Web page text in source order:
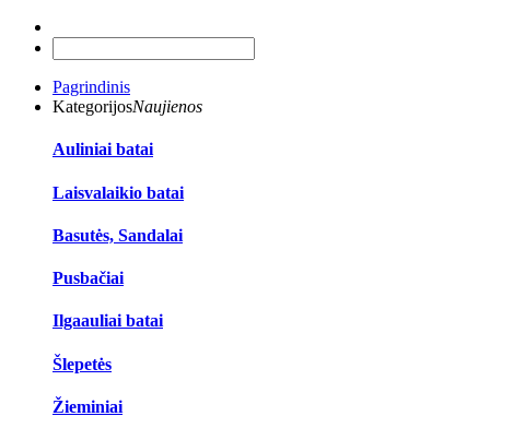
Pagrindinis
KategorijosNaujienos
Auliniai batai
Laisvalaikio batai
Basutės, Sandalai
Pusbačiai
Ilgaauliai batai
Šlepetės
Žieminiai